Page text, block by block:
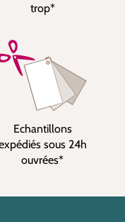
trop*
Echantillons
sous 24h
ouvrées*